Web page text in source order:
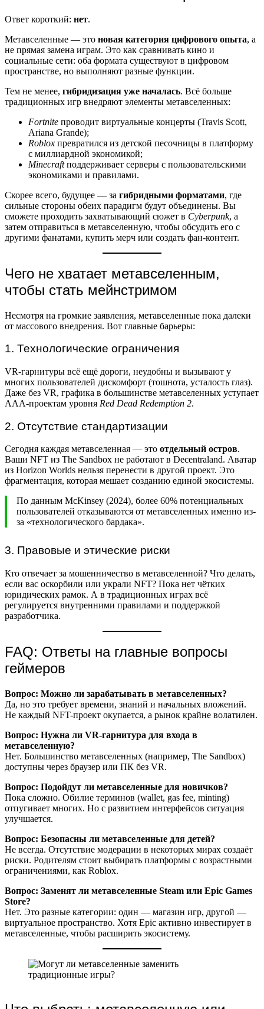
Ответ короткий: нет.
Метавселенные — это новая категория цифрового опыта, а
не прямая замена играм. Это как сравнивать кино и
социальные сети: оба формата существуют в цифровом
пространстве, но выполняют разные функции.
Тем не менее, гибридизация уже началась. Всё больше
традиционных игр внедряют элементы метавселенных:
Fortnite проводит виртуальные концерты (Travis Scott,
Ariana Grande);
Roblox превратился из детской песочницы в платформу
с миллиардной экономикой;
Minecraftподдерживает серверы с пользовательскими
экономиками и правилами.
Скорее всего, будущее — за гибридными форматами, где
сильные стороны обеих парадигм будут объединены. Вы
сможете проходить захватывающий сюжет в Cyberpunk, а
затем отправиться в метавселенную, чтобы обсудить его с
другими фанатами, купить мерч или создать фан-контент.
Чего не хватает метавселенным,
чтобы стать мейнстримом
Несмотря на громкие заявления, метавселенные пока далеки
от массового внедрения. Вот главные барьеры:
1. Технологические ограничения
VR-гарнитуры всё ещё дороги, неудобны и вызывают у
многих пользователей дискомфорт (тошнота, усталость глаз).
Даже без VR, графика в большинстве метавселенных уступает
AAA-проектам уровня Red Dead Redemption 2.
2. Отсутствие стандартизации
Сегодня каждая метавселенная — это отдельный остров.
Ваши NFT из The Sandbox не работают в Decentraland. Аватар
из Horizon Worlds нельзя перенести в другой проект. Это
фрагментация, которая мешает созданию единой экосистемы.
По данным McKinsey (2024), более 60% потенциальных
пользователей отказываются от метавселенных именно из-
за «технологического бардака».
3. Правовые и этические риски
Кто отвечает за мошенничество в метавселенной? Что делать,
если вас оскорбили или украли NFT? Пока нет чётких
юридических рамок. А в традиционных играх всё
регулируется внутренними правилами и поддержкой
разработчика.
FAQ: Ответы на главные вопросы
геймеров
Вопрос: Можно ли зарабатывать в метавселенных?
Да, но это требует времени, знаний и начальных вложений.
Не каждый NFT-проект окупается, а рынок крайне волатилен.
Вопрос: Нужна ли VR-гарнитура для входа в
метавселенную?
Нет. Большинство метавселенных (например, The Sandbox)
доступны через браузер или ПК без VR.
Вопрос: Подойдут ли метавселенные для новичков?
Пока сложно. Обилие терминов (wallet, gas fee, minting)
отпугивает многих. Но с развитием интерфейсов ситуация
улучшается.
Вопрос: Безопасны ли метавселенные для детей?
Не всегда. Отсутствие модерации в некоторых мирах создаёт
риски. Родителям стоит выбирать платформы с возрастными
ограничениями, как Roblox.
Вопрос: Заменят ли метавселенные Steam или Epic Games
Store?
Нет. Это разные категории: один — магазин игр, другой —
виртуальное пространство. Хотя Epic активно инвестирует в
метавселенные, чтобы расширить экосистему.